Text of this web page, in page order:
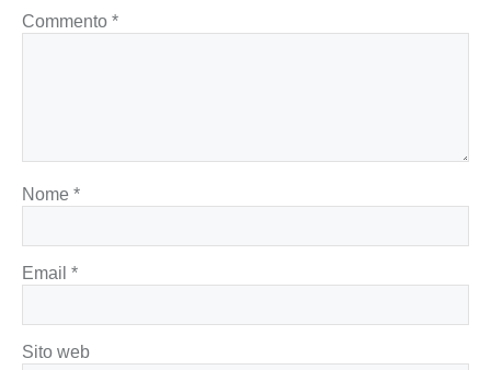
Commento *
Nome *
Email *
Sito web